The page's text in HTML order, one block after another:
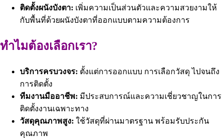
ติดตั้งผนังบังตา: เพิ่มความเป็นส่วนตัวและความสวยงามให้
กับพื้นที่ด้วยผนังบังตาที่ออกแบบตามความต้องการ
ทำไมต้องเลือกเรา?
บริการครบวงจร: ตั้งแต่การออกแบบ การเลือกวัสดุ ไปจนถึง
การติดตั้ง
ทีมงานมืออาชีพ: มีประสบการณ์และความเชี่ยวชาญในการ
ติดตั้งงานเฉพาะทาง
วัสดุคุณภาพสูง: ใช้วัสดุที่ผ่านมาตรฐาน พร้อมรับประกัน
คุณภาพ